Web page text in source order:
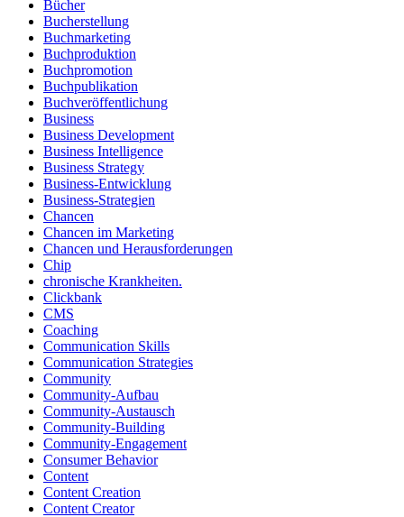
Bücher
Bucherstellung
Buchmarketing
Buchproduktion
Buchpromotion
Buchpublikation
Buchveröffentlichung
Business
Business Development
Business Intelligence
Business Strategy
Business-Entwicklung
Business-Strategien
Chancen
Chancen im Marketing
Chancen und Herausforderungen
Chip
chronische Krankheiten.
Clickbank
CMS
Coaching
Communication Skills
Communication Strategies
Community
Community-Aufbau
Community-Austausch
Community-Building
Community-Engagement
Consumer Behavior
Content
Content Creation
Content Creator